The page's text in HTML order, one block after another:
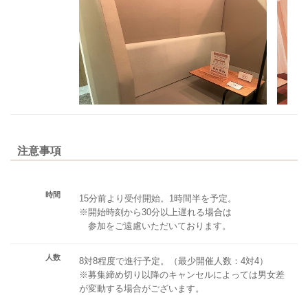
注意事項
時間
15分前より受付開始。1時間半を予定。
※開始時刻から30分以上遅れる場合は
参加をご遠慮いただいております。
人数
8対8程度で進行予定。（最少開催人数：4対4）
※募集締め切り以降のキャンセルによっては男女差
が変動する場合がございます。